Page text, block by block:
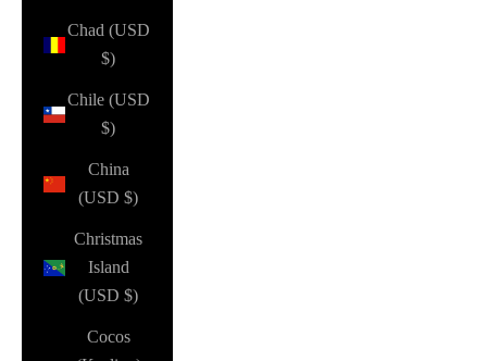
Chad (USD
$)
Chile (USD
$)
China
(USD $)
Christmas
Island
(USD $)
Cocos